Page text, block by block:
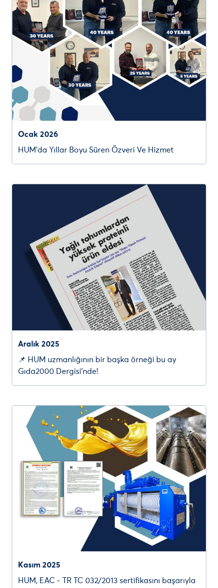
Ocak 2026
HUM’da Yıllar Boyu Süren Özveri Ve Hizmet
Aralık 2025
📌 HUM uzmanlığının bir başka örneği bu ay
Gıda2000 Dergisi’nde!
Kasım 2025
HUM, EAC - TR TC 032/2013 sertifikasını başarıyla